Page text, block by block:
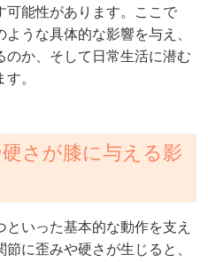
可能性があります。ここで
うな具体的な影響を与え、
のか、そして日常生活に潜む
。
さが膝に与える影
いった基本的な動作を支え
に歪みや硬さが生じると、